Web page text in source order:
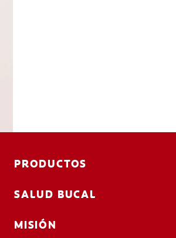
PRODUCTOS
SALUD BUCAL
MISIÓN